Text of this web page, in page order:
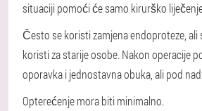
situaciji pomoći će samo kirurško
Često se koristi zamjena endoproteze, ali
koristi za starije osobe. Nakon operacije
oporavka i jednostavna obuka, ali pod
Opterećenje mora biti minimalno.